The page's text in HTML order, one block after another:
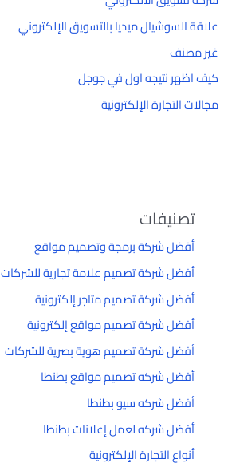
علاقة السوشيال ميديا بالتسويق الإلكتروني
غير مصنف
كيف اظهر نتيجه اول في جوجل
مجالات التجارة الإلكترونية
تصنيفات
أفضل شركة برمجة وتصميم مواقع
أفضل شركة تصميم علامة تجارية للشركات
أفضل شركة تصميم متاجر إلكترونية
أفضل شركة تصميم مواقع إلكترونية
أفضل شركة تصميم هوية بصرية للشركات
أفضل شركه تصميم مواقع بطنطا
أفضل شركه سيو بطنطا
أفضل شركه لعمل إعلانات بطنطا
أنواع التجارة الإلكترونية